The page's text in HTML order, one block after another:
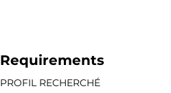
Requirements
PROFIL RECHERCHÉ